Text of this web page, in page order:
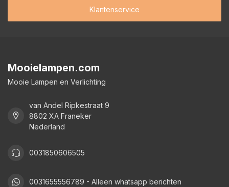
Klantenservice
Mooielampen.com
Mooie Lampen en Verlichting
van Andel Ripkestraat 9
8802 XA Franeker
Nederland
0031850606505
0031655556789 - Alleen whatsapp berichten